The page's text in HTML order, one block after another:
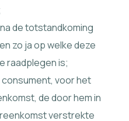
de totstandkoming
zo ja op welke deze
raadplegen is;
voor het
de door hem in
verstrekte